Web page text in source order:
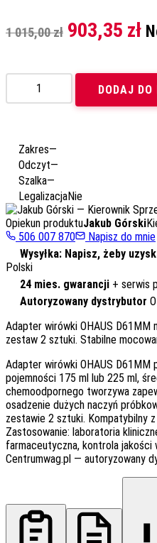
1 015,00zł Pierwotna
wynosiła:
1
903,35 zł
ilość
Adapter
wirówki
1x175/225
2
sztuki
DODAJ DO
Zakres—
Odczyt—
Szalka—
LegalizacjaNie
Opiekun produktuJakub Górski
506 007 870
Napisz do mnie
Wysyłka: Napisz, żeby
Polski
24 mies. gwarancji + serwis
Autoryzowany dystrybutor
Adapter wirówki OHAUS
zestaw 2 sztuki. Stabilne
Adapter wirówki OHAUS
pojemności 175 ml lub 225 ml,
chemoodpornego tworzywa
osadzenie dużych naczyń
zestawie 2 sztuki. Kompatybilny
Zastosowanie: laboratoria
farmaceutyczna, kontrola jakości
Centrumwag.pl — autoryzowany